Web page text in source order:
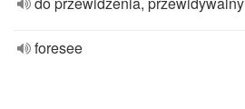
foresee